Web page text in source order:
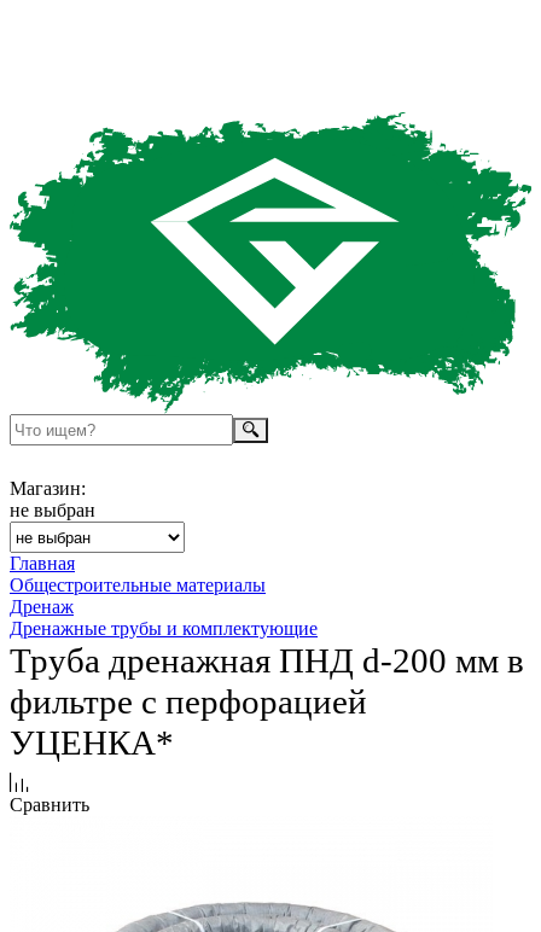
Магазин:
не выбран
Главная
Общестроительные материалы
Дренаж
Дренажные трубы и комплектующие
Труба дренажная ПНД d-200 мм в
фильтре с перфорацией
УЦЕНКА*
Сравнить